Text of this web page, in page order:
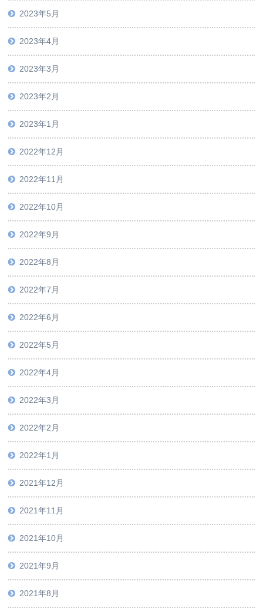
2023年5月
2023年4月
2023年3月
2023年2月
2023年1月
2022年12月
2022年11月
2022年10月
2022年9月
2022年8月
2022年7月
2022年6月
2022年5月
2022年4月
2022年3月
2022年2月
2022年1月
2021年12月
2021年11月
2021年10月
2021年9月
2021年8月